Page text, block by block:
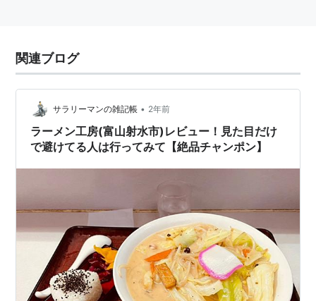
関連ブログ
サラリーマンの雑記帳 • 2年前
ラーメン工房(富山射水市)レビュー！見た目だけ
で避けてる人は行ってみて【絶品チャンポン】